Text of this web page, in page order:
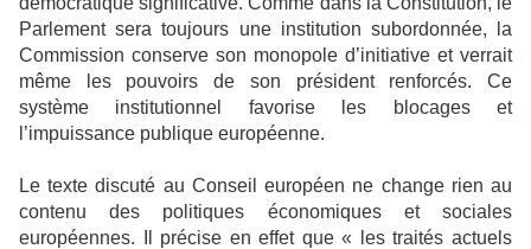
Parlement sera toujours une institution subordonnée, la
Commission conserve son monopole d’initiative et verrait
même les pouvoirs de son président renforcés. Ce
système institutionnel favorise les blocages et
l’impuissance publique européenne.
Le texte discuté au Conseil européen ne change rien au
contenu des politiques économiques et sociales
européennes. Il précise en effet que « les traités actuels